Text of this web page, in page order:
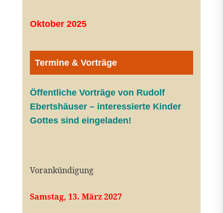
Oktober 2025
Termine & Vorträge
Öffentliche Vorträge von Rudolf
Ebertshäuser – interessierte Kinder
Gottes sind eingeladen!
Vorankündigung
Samstag, 13. März 2027